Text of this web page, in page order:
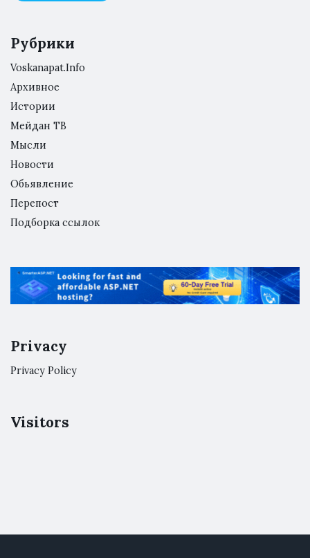
Рубрики
Voskanapat.Info
Архивное
Истории
Мейдан ТВ
Мысли
Новости
Обьявление
Перепост
Подборка ссылок
Privacy
Privacy Policy
Visitors